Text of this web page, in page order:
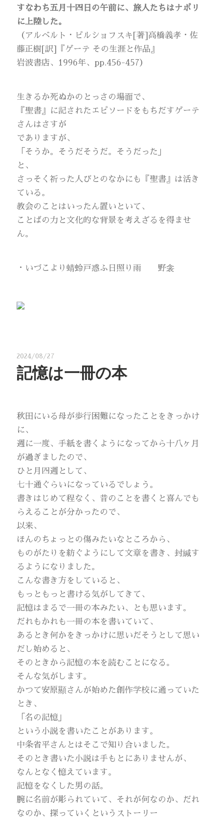
すなわち五月十四日の午前に、旅人たちはナポリ
に上陸した。
（アルベルト・ビルショフスキ[著]高橋義孝・佐
藤正樹[訳]『ゲーテ その生涯と作品』
岩波書店、1996年、pp.456-457）
生きるか死ぬかのとっさの場面で、
『聖書』に記されたエピソードをもちだすゲーテ
さんはさすが
でありますが、
「そうか。そうだそうだ。そうだった」
と、
さっそく祈った人びとのなかにも『聖書』は活き
ている。
教会のことはいったん置いといて、
ことばの力と文化的な背景を考えざるを得ませ
ん。
・いづこより蜻蛉戸惑ふ日照り雨 野衾
2024/08/27
記憶は一冊の本
秋田にいる母が歩行困難になったことをきっかけ
に、
週に一度、手紙を書くようになってから十八ヶ月
が過ぎましたので、
ひと月四週として、
七十通ぐらいになっているでしょう。
書きはじめて程なく、昔のことを書くと喜んでも
らえることが分かったので、
以来、
ほんのちょっとの傷みたいなところから、
ものがたりを紡ぐようにして文章を書き、封緘す
るようになりました。
こんな書き方をしていると、
もっともっと書ける気がしてきて、
記憶はまるで一冊の本みたい、とも思います。
だれもかれも一冊の本を書いていて、
あるとき何かをきっかけに思いだそうとして思い
だし始めると、
そのときから記憶の本を読むことになる。
そんな気がします。
かつて安原顯さんが始めた創作学校に通っていた
とき、
「名の記憶」
という小説を書いたことがあります。
中条省平さんとはそこで知り合いました。
そのとき書いた小説は手もとにありませんが、
なんとなく憶えています。
記憶をなくした男の話。
腕に名前が彫られていて、それが何なのか、だれ
なのか、探っていくというストーリー